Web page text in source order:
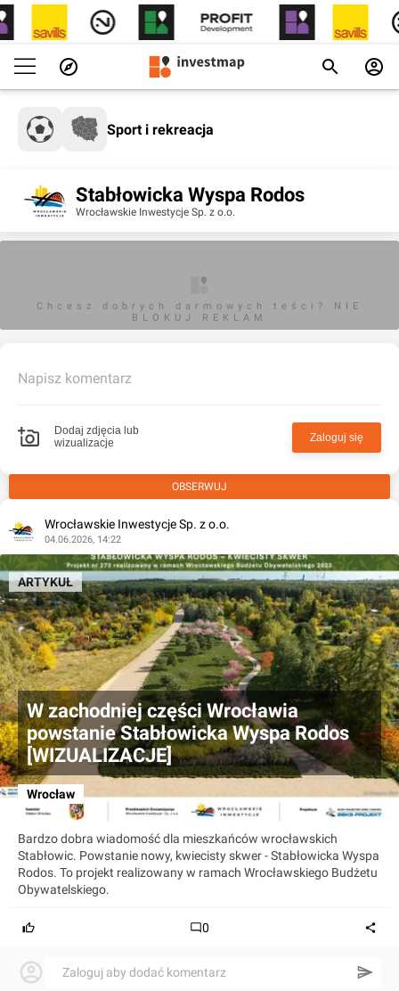
Sport i rekreacja
Stabłowicka Wyspa Rodos
Wrocławskie Inwestycje Sp. z o.o.
Chcesz dobrych darmowych teści? NIE
BLOKUJ REKLAM
Napisz komentarz
Dodaj zdjęcia lub
wizualizacje
Zaloguj się
OBSERWUJ
Wrocławskie Inwestycje Sp. z o.o.
04.06.2026, 14:22
W zachodniej części Wrocławia
powstanie Stabłowicka Wyspa Rodos
[WIZUALIZACJE]
Wrocław
ARTYKUŁ
Bardzo dobra wiadomość dla mieszkańców wrocławskich
Stabłowic. Powstanie nowy, kwiecisty skwer - Stabłowicka Wyspa
Rodos. To projekt realizowany w ramach Wrocławskiego Budżetu
Obywatelskiego.
0
Zaloguj aby dodać komentarz